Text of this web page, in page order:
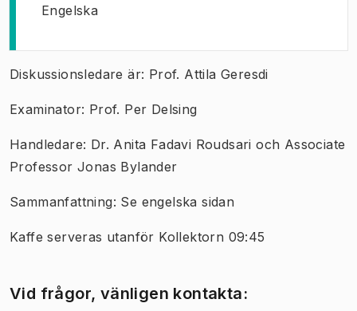
Engelska
Diskussionsledare är: Prof. Attila Geresdi
Examinator: Prof. Per Delsing
Handledare: Dr. Anita Fadavi Roudsari och Associate
Professor Jonas Bylander
Sammanfattning: Se engelska sidan
Kaffe serveras utanför Kollektorn 09:45
Vid frågor, vänligen kontakta: